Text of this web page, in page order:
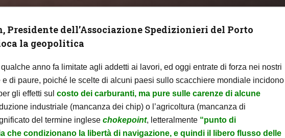
dell’Associazione Spedizionieri del Porto
la geopolitica
anno fa limitate agli addetti ai lavori, ed oggi entrate di forza nei nostri
di paure, poiché le scelte di alcuni paesi sullo scacchiere mondiale incidono
gli effetti sul costo dei carburanti, ma pure sulle carenze di alcune
industriale (mancanza dei chip) o l’agricoltura (mancanza di
del termine inglese chokepoint, letteralmente “punto di
che condizionano la libertà di navigazione, e quindi il libero flusso delle